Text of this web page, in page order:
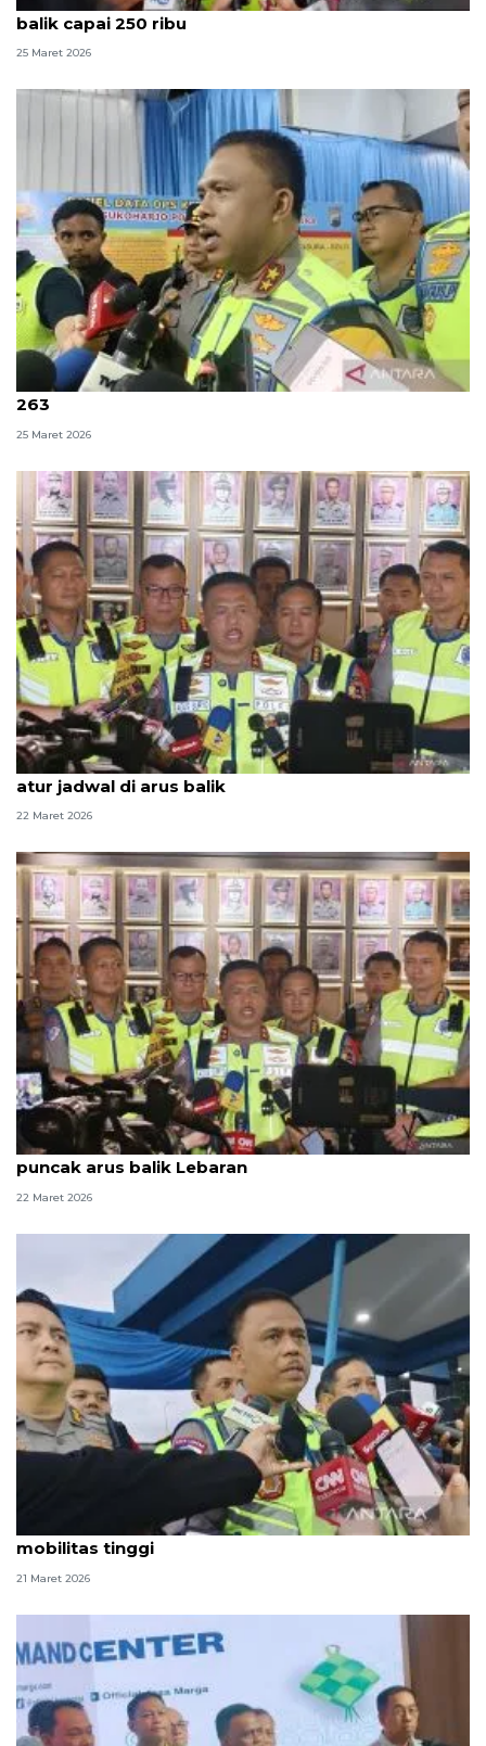
balik capai 250 ribu
25 Maret 2026
Korlantas Polri hentikan one way pada KM 414--KM
263
25 Maret 2026
Polri sarankan pemudik manfaatkan WFA untuk
atur jadwal di arus balik
22 Maret 2026
Polri terapkan one way guna urai kepadatan
puncak arus balik Lebaran
22 Maret 2026
Korlantas: Lalu lintas saat Lebaran terkendali meski
mobilitas tinggi
21 Maret 2026